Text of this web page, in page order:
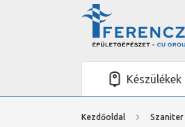
Készülékek
Kezdőoldal Szaniter